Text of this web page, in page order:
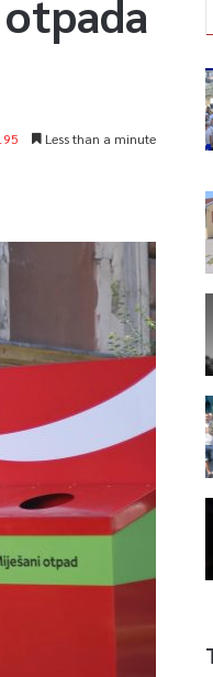
Less than a minute